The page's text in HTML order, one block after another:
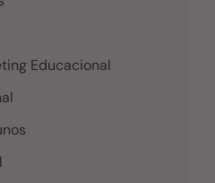
Educacional